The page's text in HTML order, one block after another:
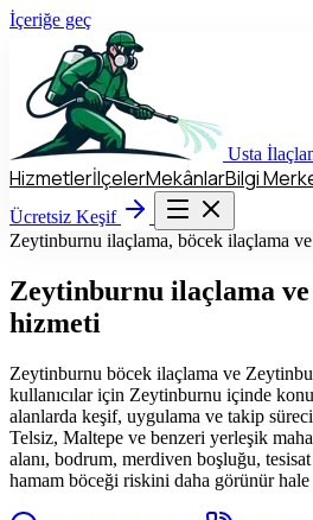
İçeriğe geç
Usta
HizmetlerİlçelerMekânlarBilgi
Ücretsiz Keşif
Hizmetler İlçeler Mekânlar
Ücretsiz Keşif
Zeytinburnu ilaçlama, böcek ilaçlama
Zeytinburnu ilaçlama
hizmeti
Zeytinburnu böcek ilaçlama ve
kullanıcılar için Zeytinburnu içinde
alanlarda keşif, uygulama ve takip
Telsiz, Maltepe ve benzeri yerleşik
alanı, bodrum, merdiven boşluğu,
hamam böceği riskini daha görünür